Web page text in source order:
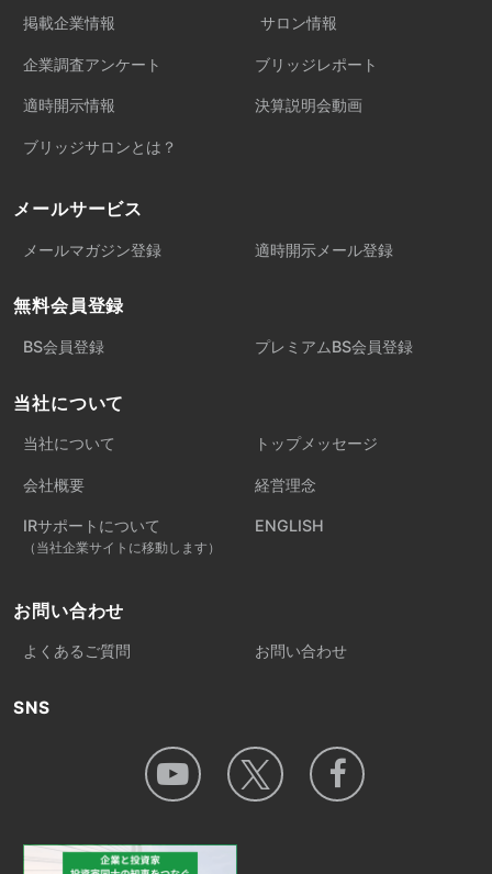
掲載企業情報 サロン情報
企業調査アンケート ブリッジレポート
適時開示情報 決算説明会動画
ブリッジサロンとは？
メールサービス
メールマガジン登録 適時開示メール登録
無料会員登録
BS会員登録 プレミアムBS会員登録
当社について
当社について トップメッセージ
会社概要 経営理念
IRサポートについて
（当社企業サイトに移動します）
ENGLISH
お問い合わせ
よくあるご質問 お問い合わせ
SNS